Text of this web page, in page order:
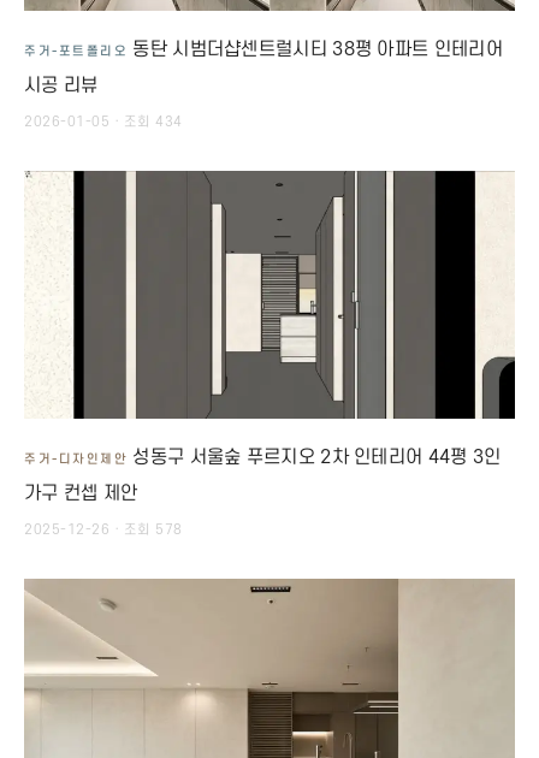
주거-포트폴리오 동탄 시범더샵센트럴시티 38평 아파트 인테리어
시공 리뷰
2026-01-05 · 조회 434
주거-디자인제안 성동구 서울숲 푸르지오 2차 인테리어 44평 3인
가구 컨셉 제안
2025-12-26 · 조회 578